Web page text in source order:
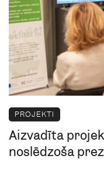
PROJEKTI
Aizvadīta
noslēdzoša